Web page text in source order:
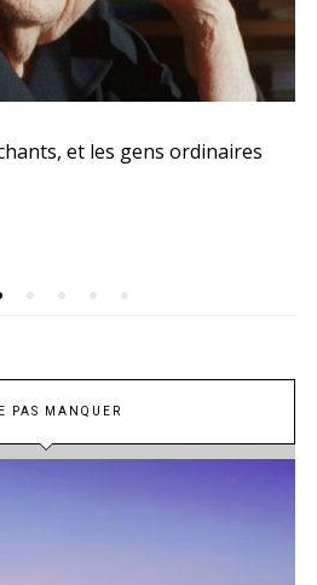
et les gens ordinaires
PAS MANQUER